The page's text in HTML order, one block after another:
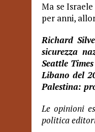
Ma se
per anni,
Richard
sicurezza
Seattle
Libano del
Palestina:
Le opinioni
politica